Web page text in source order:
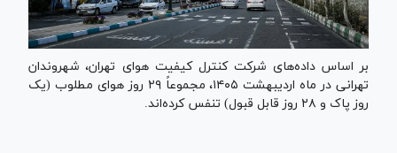
بر اساس داده‌های شرکت کنترل کیفیت هوای تهران، شهروندان
تهرانی در ماه اردیبهشت ۱۴۰۵، مجموعاً ۲۹ روز هوای مطلوب (یک
روز پاک و ۲۸ روز قابل قبول) تنفس کرده‌اند.